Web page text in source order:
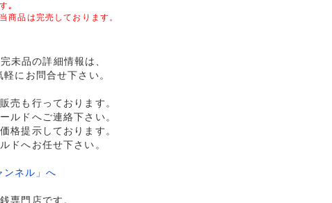
す｡
当商品は完売しております。
未品の詳細情報は、
にお問合せ下さい。
売も行っております。
ルドへご連絡下さい。
格提示しております。
ドへお任せ下さい。
ネル」へ
専門店です。